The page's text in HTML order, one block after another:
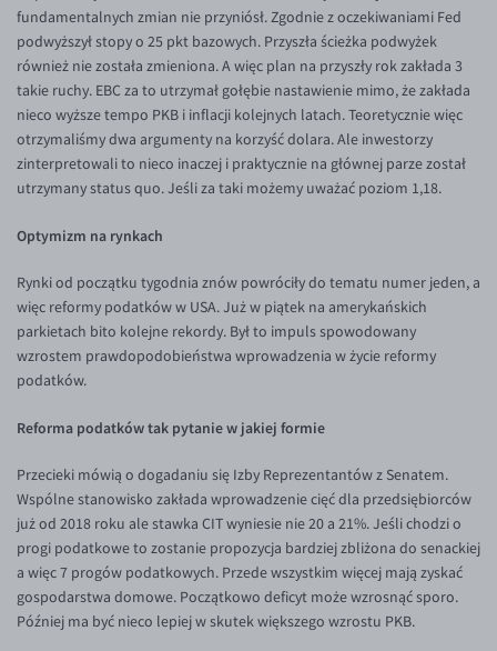
Inne pary walutowe
AUD/PLN
BGN/PLN
CAD/PLN
CNY/PLN
HKD/PLN
HUF/PLN
ILS/PLN
JPY/PLN
RON/PLN
SGD/PLN
ZAR/PLN
EUR/USD
EUR/GBP
EUR/CHF
Aplikacja mobilna
Bezpieczeństwo
Pomoc
Pomoc
FAQ
Konto i opłaty
Wymiana walut
Banki i przelewy
Przelewy zagraniczne
Słowniczek
Poradnik
KONTAKT
Kontakt
Dla mediów
PL
fundamentalnych zmian nie przyniósł. Zgodnie z oczekiwaniami Fed
podwyższył stopy o 25 pkt bazowych. Przyszła ścieżka podwyżek
również nie została zmieniona. A więc plan na przyszły rok zakłada 3
takie ruchy. EBC za to utrzymał gołębie nastawienie mimo, że zakłada
nieco wyższe tempo PKB i inflacji kolejnych latach. Teoretycznie więc
otrzymaliśmy dwa argumenty na korzyść dolara. Ale inwestorzy
zinterpretowali to nieco inaczej i praktycznie na głównej parze został
utrzymany status quo. Jeśli za taki możemy uważać poziom 1,18.
Optymizm na rynkach
Rynki od początku tygodnia znów powróciły do tematu numer jeden, a
więc reformy podatków w USA. Już w piątek na amerykańskich
parkietach bito kolejne rekordy. Był to impuls spowodowany
wzrostem prawdopodobieństwa wprowadzenia w życie reformy
podatków.
Reforma podatków tak pytanie w jakiej formie
Przecieki mówią o dogadaniu się Izby Reprezentantów z Senatem.
Wspólne stanowisko zakłada wprowadzenie cięć dla przedsiębiorców
już od 2018 roku ale stawka CIT wyniesie nie 20 a 21%. Jeśli chodzi o
progi podatkowe to zostanie propozycja bardziej zbliżona do senackiej
a więc 7 progów podatkowych. Przede wszystkim więcej mają zyskać
gospodarstwa domowe. Początkowo deficyt może wzrosnąć sporo.
Później ma być nieco lepiej w skutek większego wzrostu PKB.